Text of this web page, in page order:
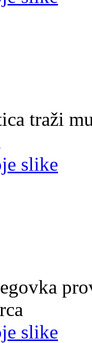
traži
slike
slike